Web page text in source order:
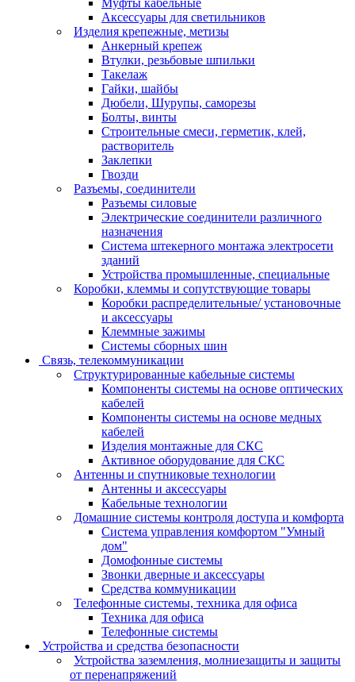
Муфты кабельные
Аксессуары для светильников
Изделия крепежные, метизы
Анкерный крепеж
Втулки, резьбовые шпильки
Такелаж
Гайки, шайбы
Дюбели, Шурупы, саморезы
Болты, винты
Строительные смеси, герметик, клей,
растворитель
Заклепки
Гвозди
Разъемы, соединители
Разъемы силовые
Электрические соединители различного
назначения
Система штекерного монтажа электросети
зданий
Устройства промышленные, специальные
Коробки, клеммы и сопутствующие товары
Коробки распределительные/ установочные
и аксессуары
Клеммные зажимы
Системы сборных шин
Связь, телекоммуникации
Структурированные кабельные системы
Компоненты системы на основе оптических
кабелей
Компоненты системы на основе медных
кабелей
Изделия монтажные для СКС
Активное оборудование для СКС
Антенны и спутниковые технологии
Антенны и аксессуары
Кабельные технологии
Домашние системы контроля доступа и комфорта
Система управления комфортом "Умный
дом"
Домофонные системы
Звонки дверные и аксессуары
Средства коммуникации
Телефонные системы, техника для офиса
Техника для офиса
Телефонные системы
Устройства и средства безопасности
Устройства заземления, молниезащиты и защиты
от перенапряжений